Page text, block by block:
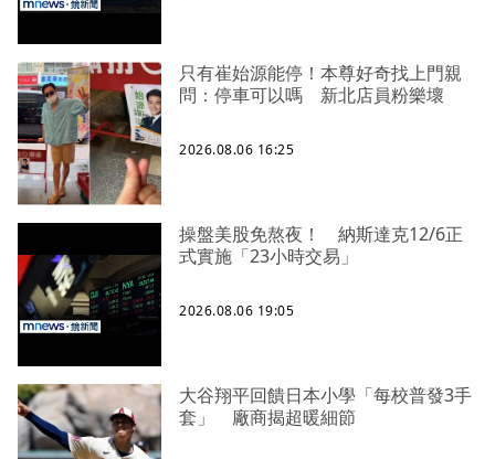
只有崔始源能停！本尊好奇找上門親
問：停車可以嗎 新北店員粉樂壞
2026.08.06 16:25
操盤美股免熬夜！ 納斯達克12/6正
式實施「23小時交易」
2026.08.06 19:05
大谷翔平回饋日本小學「每校普發3手
套」 廠商揭超暖細節